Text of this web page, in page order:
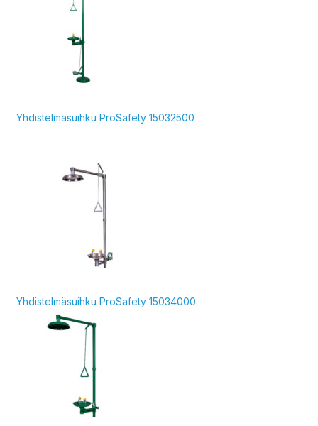
Yhdistelmäsuihku ProSafety 15032500
Yhdistelmäsuihku ProSafety 15034000